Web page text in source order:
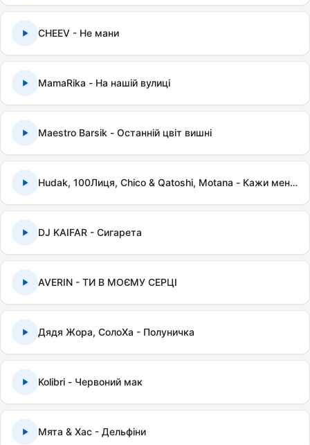
CHEEV - Не мани
MamaRika - На нашій вулиці
Maestro Barsik - Останній цвіт вишні
Hudak, 100Лиця, Chico & Qatoshi, Motana - Кажи мені правду
DJ KAIFAR - Сигарета
AVERIN - ТИ В МОЄМУ СЕРЦІ
Дядя Жора, СолоХа - Полуничка
Kolibri - Червоний мак
Мята & Хас - Дельфіни